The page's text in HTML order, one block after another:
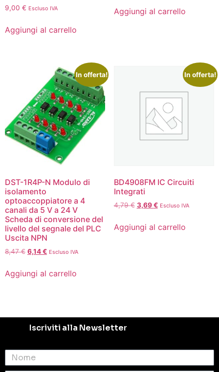
9,00 € Escluso IVA
Aggiungi al carrello
Aggiungi al carrello
In offerta!
DST-1R4P-N Modulo di
isolamento
optoaccoppiatore a 4
canali da 5 V a 24 V
Scheda di conversione del
livello del segnale del PLC
Uscita NPN
8,47€ 6,14€ Escluso IVA
Aggiungi al carrello
In offerta!
BD4908FM IC Circuiti
Integrati
4,79€ 3,69€ Escluso IVA
Aggiungi al carrello
Iscriviti alla Newsletter